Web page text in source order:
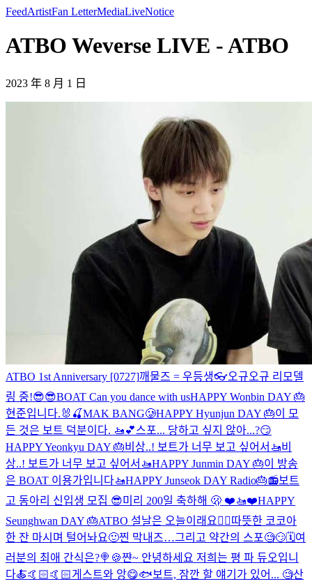
FeedArtistFan LetterMediaLiveNotice
ATBO Weverse LIVE - ATBO
2023 年 8 月 1 日
ATBO 1st Anniversary [0727]깨물즈 = 우등생👓오규오규 리모델
링 중!😎😎BOAT Can you dance with usHAPPY Wonbin DAY 🎂
현준입니다.🐰🍒MAK BANG🥲HAPPY Hyunjun DAY 🎂이 모
든 것은 보트 덕분이다. 🚤💕스포... 당하고 싶지 않아...?😏
HAPPY Yeonkyu DAY 🎂비상..! 보트가 너무 보고 싶어서🚤비
상..! 보트가 너무 보고 싶어서🚤HAPPY Junmin DAY 🎂이 방송
은 BOAT 이용가입니다🚤HAPPY Junseok DAY Radio🎂📻보트
고 동아리 신입생 모집 😎미리 200일 축하해 🫢 ❤️🚤❤️HAPPY
Seunghwan DAY 🎂ATBO 설날은 오늘이래요🙇‍♂️따뜻한 코코아
한 잔 마시며 털어놔요🙂찐 막내즈…그리고 약간의 스포🧐😏🗓️여
러분의 최애 간식은?🍭🍪쨘~ 안녕하세요 저희는 평 파 듀오입니
다🍝🤙🏻🤙🏻게스트와 앙😋🐟보트, 잠깐 할 얘기가 있어... 🧐산